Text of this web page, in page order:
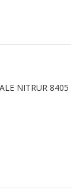
NITRUR 8405